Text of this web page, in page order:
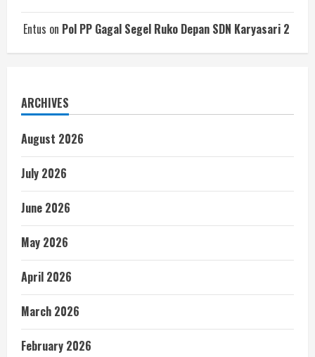
Entus on Pol PP Gagal Segel Ruko Depan SDN Karyasari 2
ARCHIVES
August 2026
July 2026
June 2026
May 2026
April 2026
March 2026
February 2026